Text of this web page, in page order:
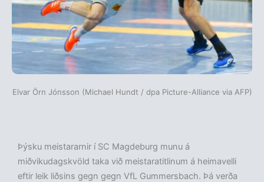
Elvar Örn Jónsson (Michael Hundt / dpa Picture-Alliance via AFP)
Þýsku meistararnir í SC Magdeburg munu á
miðvikudagskvöld taka við meistaratitlinum á heimavelli
eftir leik liðsins gegn gegn VfL Gummersbach. Þá verða